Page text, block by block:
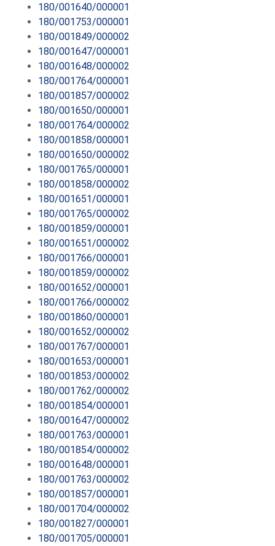
180/001640/000001
180/001753/000001
180/001849/000002
180/001647/000001
180/001648/000002
180/001764/000001
180/001857/000002
180/001650/000001
180/001764/000002
180/001858/000001
180/001650/000002
180/001765/000001
180/001858/000002
180/001651/000001
180/001765/000002
180/001859/000001
180/001651/000002
180/001766/000001
180/001859/000002
180/001652/000001
180/001766/000002
180/001860/000001
180/001652/000002
180/001767/000001
180/001653/000001
180/001853/000002
180/001762/000002
180/001854/000001
180/001647/000002
180/001763/000001
180/001854/000002
180/001648/000001
180/001763/000002
180/001857/000001
180/001704/000002
180/001827/000001
180/001705/000001